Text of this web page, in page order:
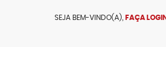
SEJA BEM-VINDO(A), FAÇA LOGIN